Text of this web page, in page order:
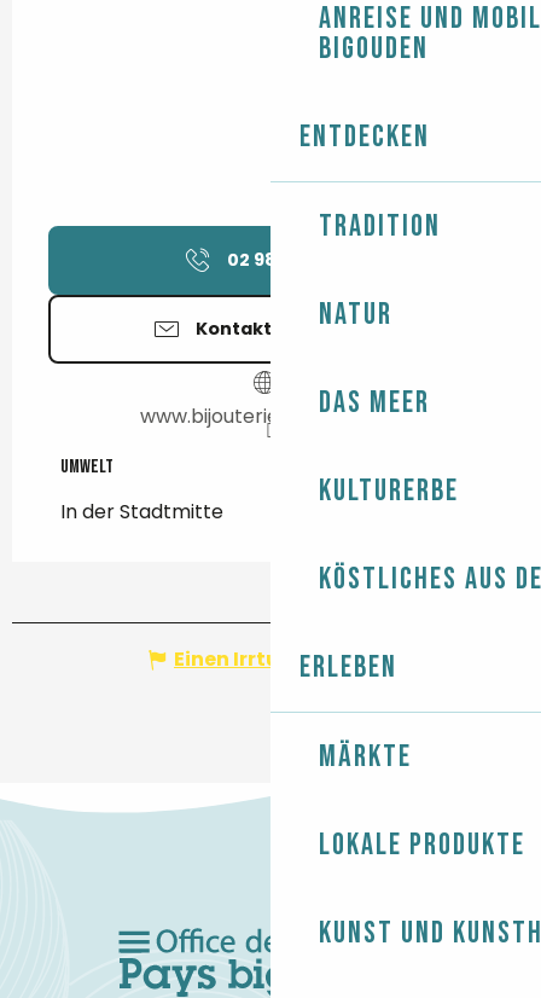
Anreise und
Bigouden
Entdecken
Tradition
Natur
Das Meer
Kulturerbe
Köstliches aus
Erleben
Märkte
Lokale Produkte
Kunst und
02 98 87 01
Kontaktieren Sie uns
www.bijouterie-roudot.com
Umwelt
Umwelt
In der Stadtmitte
Einen Irrtum angeben